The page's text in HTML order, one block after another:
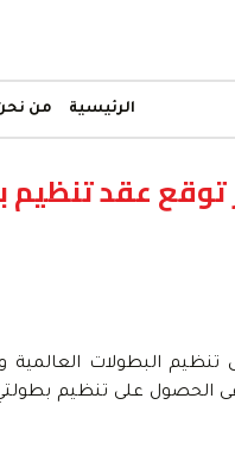
الرئيسية من
توقع عقد
البطولات العالمية